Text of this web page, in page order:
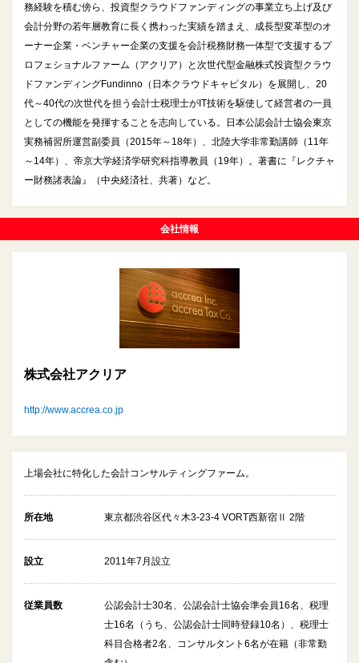
務経験を積む傍ら、投資型クラウドファンディングの事業立ち上げ及び
会計分野の若年層教育に長く携わった実績を踏まえ、成長型変革型のオ
ーナー企業・ベンチャー企業の支援を会計税務財務一体型で支援するプ
ロフェショナルファーム（アクリア）と次世代型金融株式投資型クラウ
ドファンディングFundinno（日本クラウドキャピタル）を展開し、20
代～40代の次世代を担う会計士税理士がIT技術を駆使して経営者の一員
としての機能を発揮することを志向している。日本公認会計士協会東京
実務補習所運営副委員（2015年～18年）、北陸大学非常勤講師（11年
～14年）、帝京大学経済学研究科指導教員（19年）。著書に『レクチャ
ー財務諸表論』（中央経済社、共著）など。
会社情報
株式会社アクリア
http://www.accrea.co.jp
上場会社に特化した会計コンサルティングファーム。
所在地 東京都渋谷区代々木3-23-4 VORT西新宿Ⅱ 2階
設立 2011年7月設立
従業員数
公認会計士30名、公認会計士協会準会員16名、税理
士16名（うち、公認会計士同時登録10名）、税理士
科目合格者2名、コンサルタント6名が在籍（非常勤